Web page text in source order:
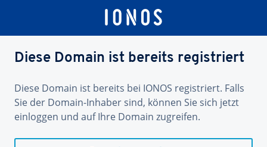
Diese Domain ist bereits registriert
Diese Domain ist bereits bei IONOS registriert. Falls
Sie der Domain-Inhaber sind, können Sie sich jetzt
einloggen und auf Ihre Domain zugreifen.